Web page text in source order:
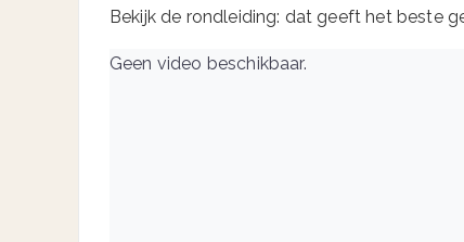
Bekijk de rondleiding: dat geeft het beste
Geen video beschikbaar.